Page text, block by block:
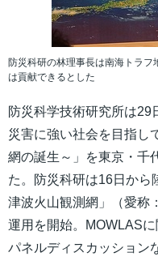
防災科研の林理事長は南海トラ
は貢献できるとした
防災科学技術研究所は29
災害に強い社会を目指し
網の誕生～」を東京・千
た。防災科研は16日から
津波火山観測網」（愛称
運用を開始。MOWLAS
パネルディスカッション